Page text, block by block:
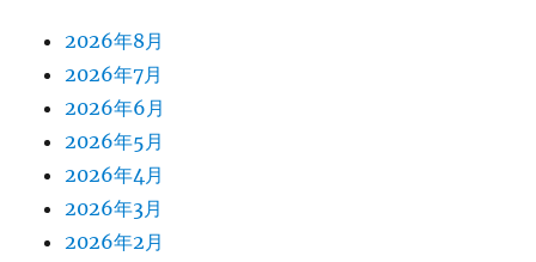
2026年8月
2026年7月
2026年6月
2026年5月
2026年4月
2026年3月
2026年2月